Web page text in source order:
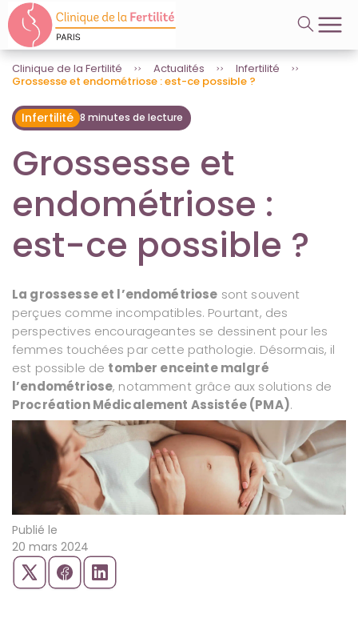
e
Videos
Clinique de la Fertilité Actualités
Infertilité
Grossesse et endométriose : est-ce possible ?
Infertilité 8 minutes de lecture
Grossesse et
endométriose :
est-ce possible ?
La grossesse et l’endométriose sont souvent
perçues comme incompatibles. Pourtant, des
perspectives encourageantes se dessinent pour les
femmes touchées par cette pathologie. Désormais, il
est possible de tomber enceinte malgré
l’endométriose, notamment grâce aux solutions de
Procréation Médicalement Assistée (PMA).
Publié le
20 mars 2024